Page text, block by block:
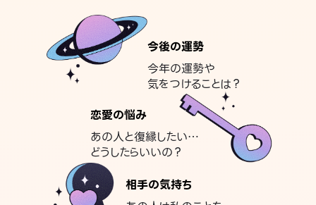
今後の運勢
今年の運勢や
気をつけることは？
恋愛の悩み
あの人と復縁したい…
どうしたらいいの？
相手の気持ち